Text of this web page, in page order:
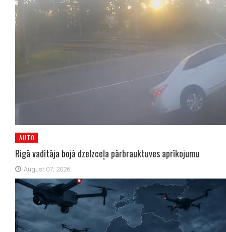
AUTO
Rīgā vadītāja bojā dzelzceļa pārbrauktuves aprīkojumu
August 07, 2026